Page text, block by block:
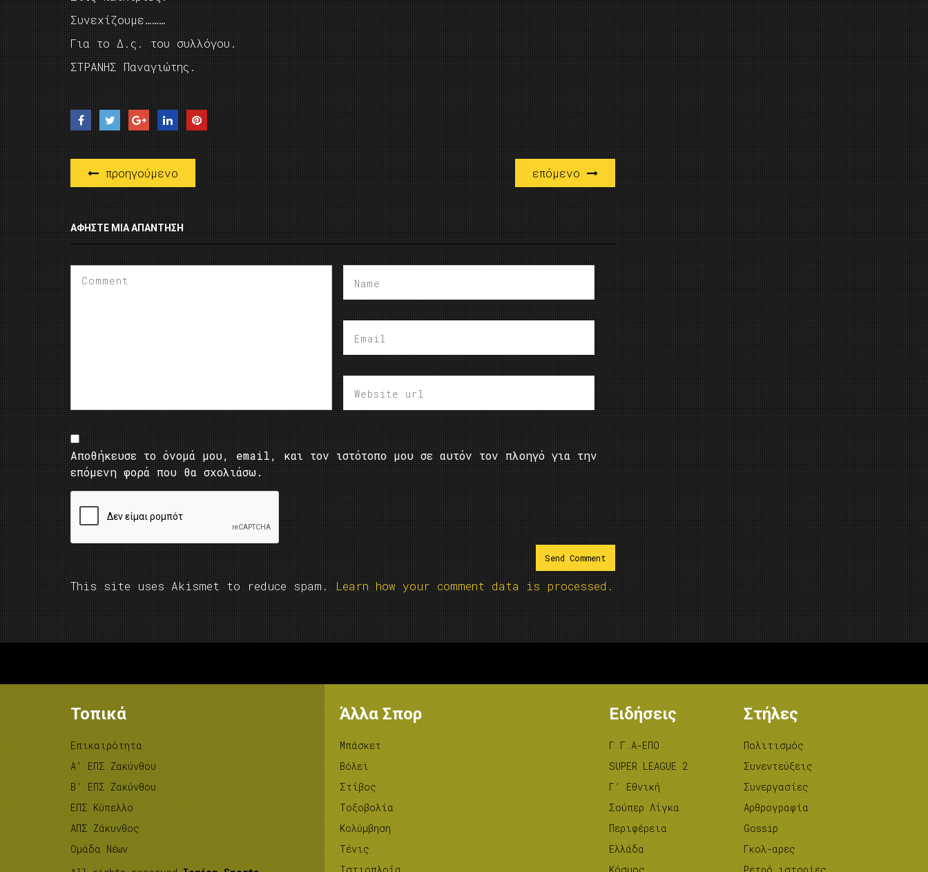
Συνεχίζουμε………
Για το Δ.ς. του συλλόγου.
ΣΤΡΑΝΗΣ Παναγιώτης.
προηγούμενο επόμενο
ΑΦΉΣΤΕ ΜΙΑ ΑΠΆΝΤΗΣΗ
Αποθήκευσε το όνομά μου, email, και τον ιστότοπο μου σε αυτόν τον πλοηγό για την
επόμενη φορά που θα σχολιάσω.
This site uses Akismet to reduce spam. Learn how your comment data is processed.
Τοπικά
Επικαιρότητα
A’ ΕΠΣ Ζακύνθου
B’ ΕΠΣ Ζακύνθου
ΕΠΣ Κύπελλο
ΑΠΣ Ζάκυνθος
Ομάδα Νέων
Άλλα Σπορ
Μπάσκετ
Βόλεϊ
Στίβος
Tοξοβολία
Κολύμβηση
Τένις
Ειδήσεις
Γ.Γ.Α-ΕΠΟ
SUPER LEAGUE 2
Γ’ Εθνική
Σούπερ Λίγκα
Περιφέρεια
Ελλάδα
Στήλες
Πολιτισμός
Συνεντεύξεις
Συνεργασίες
Αρθρογραφία
Gossip
Γκολ-αρες